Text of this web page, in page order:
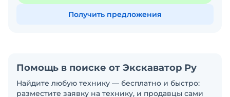
Получить предложения
Помощь в поиске от Экскаватор Ру
Найдите любую технику — бесплатно и быстро:
разместите заявку на технику, и продавцы сами